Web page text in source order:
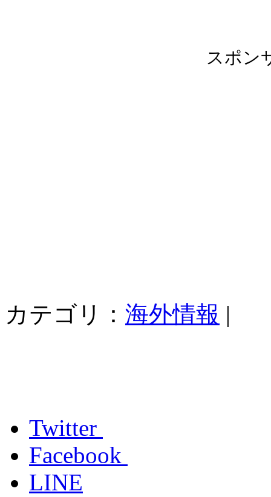
スポン
カテゴリ： 海外情報 |
Twitter
Facebook
LINE